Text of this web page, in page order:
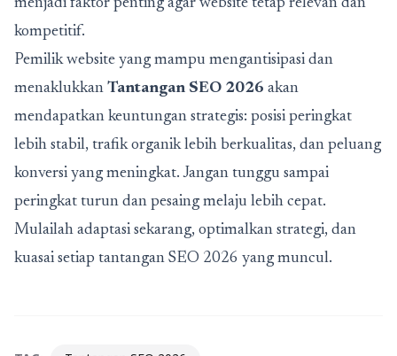
menjadi faktor penting agar website tetap relevan dan
kompetitif.
Pemilik website yang mampu mengantisipasi dan
menaklukkan Tantangan SEO 2026 akan
mendapatkan keuntungan strategis: posisi peringkat
lebih stabil, trafik organik lebih berkualitas, dan peluang
konversi yang meningkat. Jangan tunggu sampai
peringkat turun dan pesaing melaju lebih cepat.
Mulailah adaptasi sekarang, optimalkan strategi, dan
kuasai setiap tantangan SEO 2026 yang muncul.